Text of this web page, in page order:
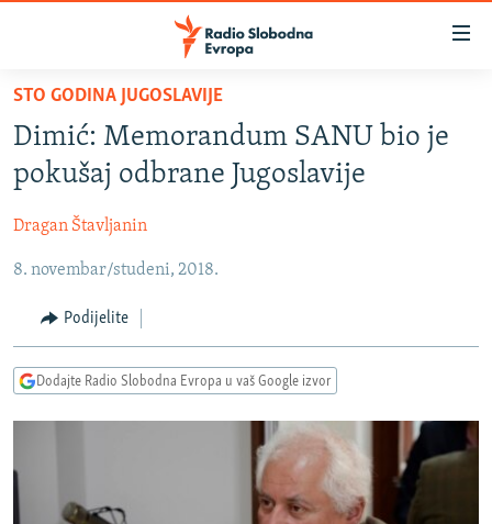
Pređite
glavni
sadržaj
Pređite
na
navigaciju
Pređite
pretragu
BOSNA I HERCEGOVINA
SRBIJA
KOSOVO
CRNA GORA
VIZUELNO
FOTOGALERIJE
PODCASTI
RAT U UKRAJINI
ISPRIČAJ MI
STO GODINA JUGOSLAVIJE
Dimić: Memorandum SANU bio je
pokušaj odbrane Jugoslavije
Dragan Štavljanin
8. novembar/studeni, 2018.
Podijelite
Dodajte Radio Slobodna Evropa u vaš Google izvor